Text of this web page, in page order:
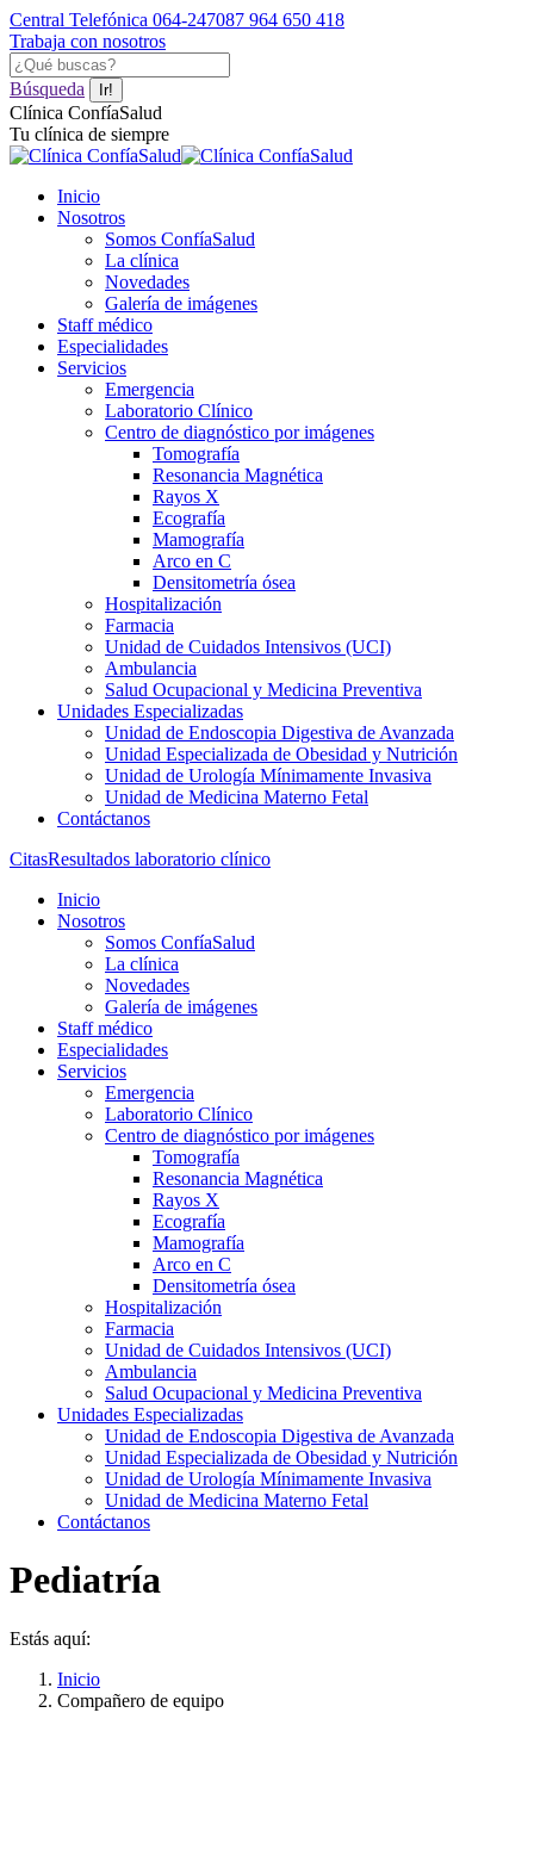
Saltar
al
contenido
Central Telefónica 064-247087 964 650 418
Trabaja con nosotros
Facebook
page
opens
in
new
window
YouTube
page
opens
in
new
window
Instagram
page
opens
in
new
window
Buscar:
Búsqueda
Clínica ConfíaSalud
Tu clínica de siempre
Inicio
Nosotros
Somos ConfíaSalud
La clínica
Novedades
Galería de imágenes
Staff médico
Especialidades
Servicios
Emergencia
Laboratorio Clínico
Centro de diagnóstico por imágenes
Tomografía
Resonancia Magnética
Rayos X
Ecografía
Mamografía
Arco en C
Densitometría ósea
Hospitalización
Farmacia
Unidad de Cuidados Intensivos (UCI)
Ambulancia
Salud Ocupacional y Medicina Preventiva
Unidades Especializadas
Unidad de Endoscopia Digestiva de Avanzada
Unidad Especializada de Obesidad y Nutrición
Unidad de Urología Mínimamente Invasiva
Unidad de Medicina Materno Fetal
Contáctanos
CitasResultados laboratorio clínico
Inicio
Nosotros
Somos ConfíaSalud
La clínica
Novedades
Galería de imágenes
Staff médico
Especialidades
Servicios
Emergencia
Laboratorio Clínico
Centro de diagnóstico por imágenes
Tomografía
Resonancia Magnética
Rayos X
Ecografía
Mamografía
Arco en C
Densitometría ósea
Hospitalización
Farmacia
Unidad de Cuidados Intensivos (UCI)
Ambulancia
Salud Ocupacional y Medicina Preventiva
Unidades Especializadas
Unidad de Endoscopia Digestiva de Avanzada
Unidad Especializada de Obesidad y Nutrición
Unidad de Urología Mínimamente Invasiva
Unidad de Medicina Materno Fetal
Contáctanos
Pediatría
Estás aquí:
Inicio
Compañero de equipo